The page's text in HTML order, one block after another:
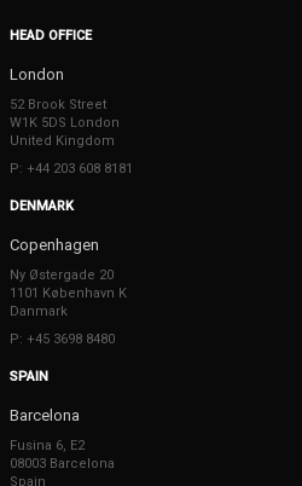
HEAD OFFICE
London
52 Brook Street
W1K 5DS London
United Kingdom
P: +44 203 608 8181
DENMARK
Copenhagen
Ny Østergade 20
1101 København K
Danmark
P: +45 3698 8480
SPAIN
Barcelona
Fusina 6, E2
08003 Barcelona
Spain